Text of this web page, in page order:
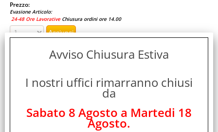
Prezzo:
Evasione Articolo:
24-48 Ore Lavorative Chiusura ordini ore 14.00
Avviso Chiusura Estiva
I nostri uffici rimarranno chiusi
da
Sabato 8 Agosto a Martedi 18
Agosto.